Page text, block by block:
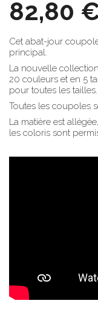
82,80
Cet abat-jour
principal.
La nouvelle
20 couleurs et en 5
pour toutes les tailles.
Toutes les coupoles
La matière est
les coloris sont